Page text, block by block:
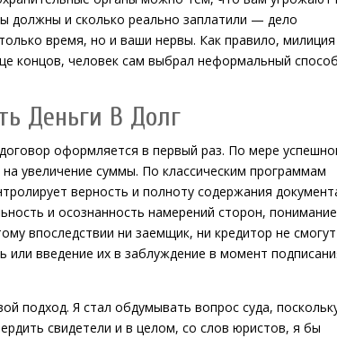
должны и сколько реально заплатили — дело
время, но и ваши нервы. Как правило, милиция
концов, человек сам выбрал неформальный
Деньги В Долг
оформляется в первый раз. По мере
увеличение суммы. По классическим программам
верность и полноту содержания
и осознанность намерений сторон,
впоследствии ни заемщик, ни кредитор не смогут
или введение их в заблуждение в момент
подход. Я стал обдумывать вопрос суда,
свидетели и в целом, со слов юристов, я бы